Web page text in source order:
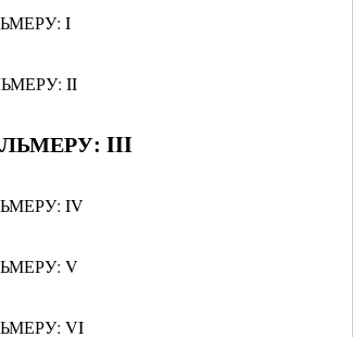
I
II
III
IV
V
VI